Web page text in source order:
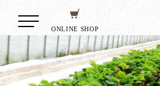
ONLINE SHOP